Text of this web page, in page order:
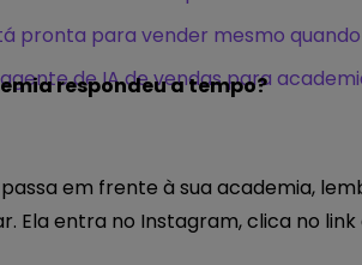
pronta para vender mesmo
de IA de vendas para
respondeu a tempo?
em frente à sua academia,
Ela entra no Instagram, clica no